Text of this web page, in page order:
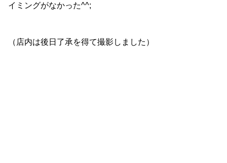
イミングがなかった^^;
（店内は後日了承を得て撮影しました）